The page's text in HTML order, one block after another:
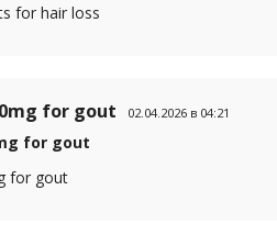
for hair loss
for gout 02.04.2026 в 04:21
for gout
for gout